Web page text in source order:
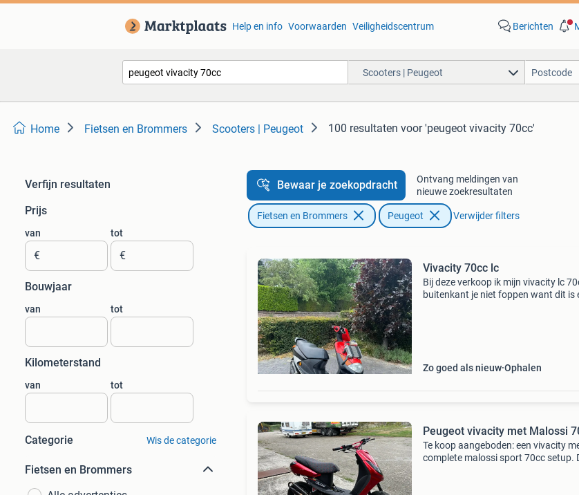
Help en info Voorwaarden Veiligheidscentrum Berichten
Scooters | Peugeot
Home Fietsen en Brommers Scooters | Peugeot 100 resultaten voor 'peugeot vivacity 70cc'
Verfijn resultaten
Prijs
van
€
tot
€
Bouwjaar
van tot
Kilometerstand
van tot
Categorie Wis de categorie
Fietsen en Brommers
Bewaar je zoekopdracht
Ontvang meldingen van
nieuwe zoekresultaten
Fietsen en Brommers Peugeot Verwijder filters
Vivacity 70cc lc
Bij deze verkoop ik mijn vivacity lc
buitenkant je niet foppen want dit is
Zo goed als nieuw Ophalen
Peugeot vivacity met Malossi
Te koop aangeboden: een vivacity
complete malossi sport 70cc setup.